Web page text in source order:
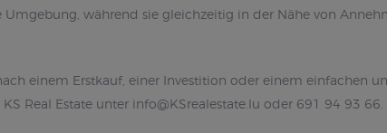
Umgebung, während sie gleichzeitig in der Nähe von
einem Erstkauf, einer Investition oder einem einfachen
Real Estate unter info@KSrealestate.lu oder 691 94 93